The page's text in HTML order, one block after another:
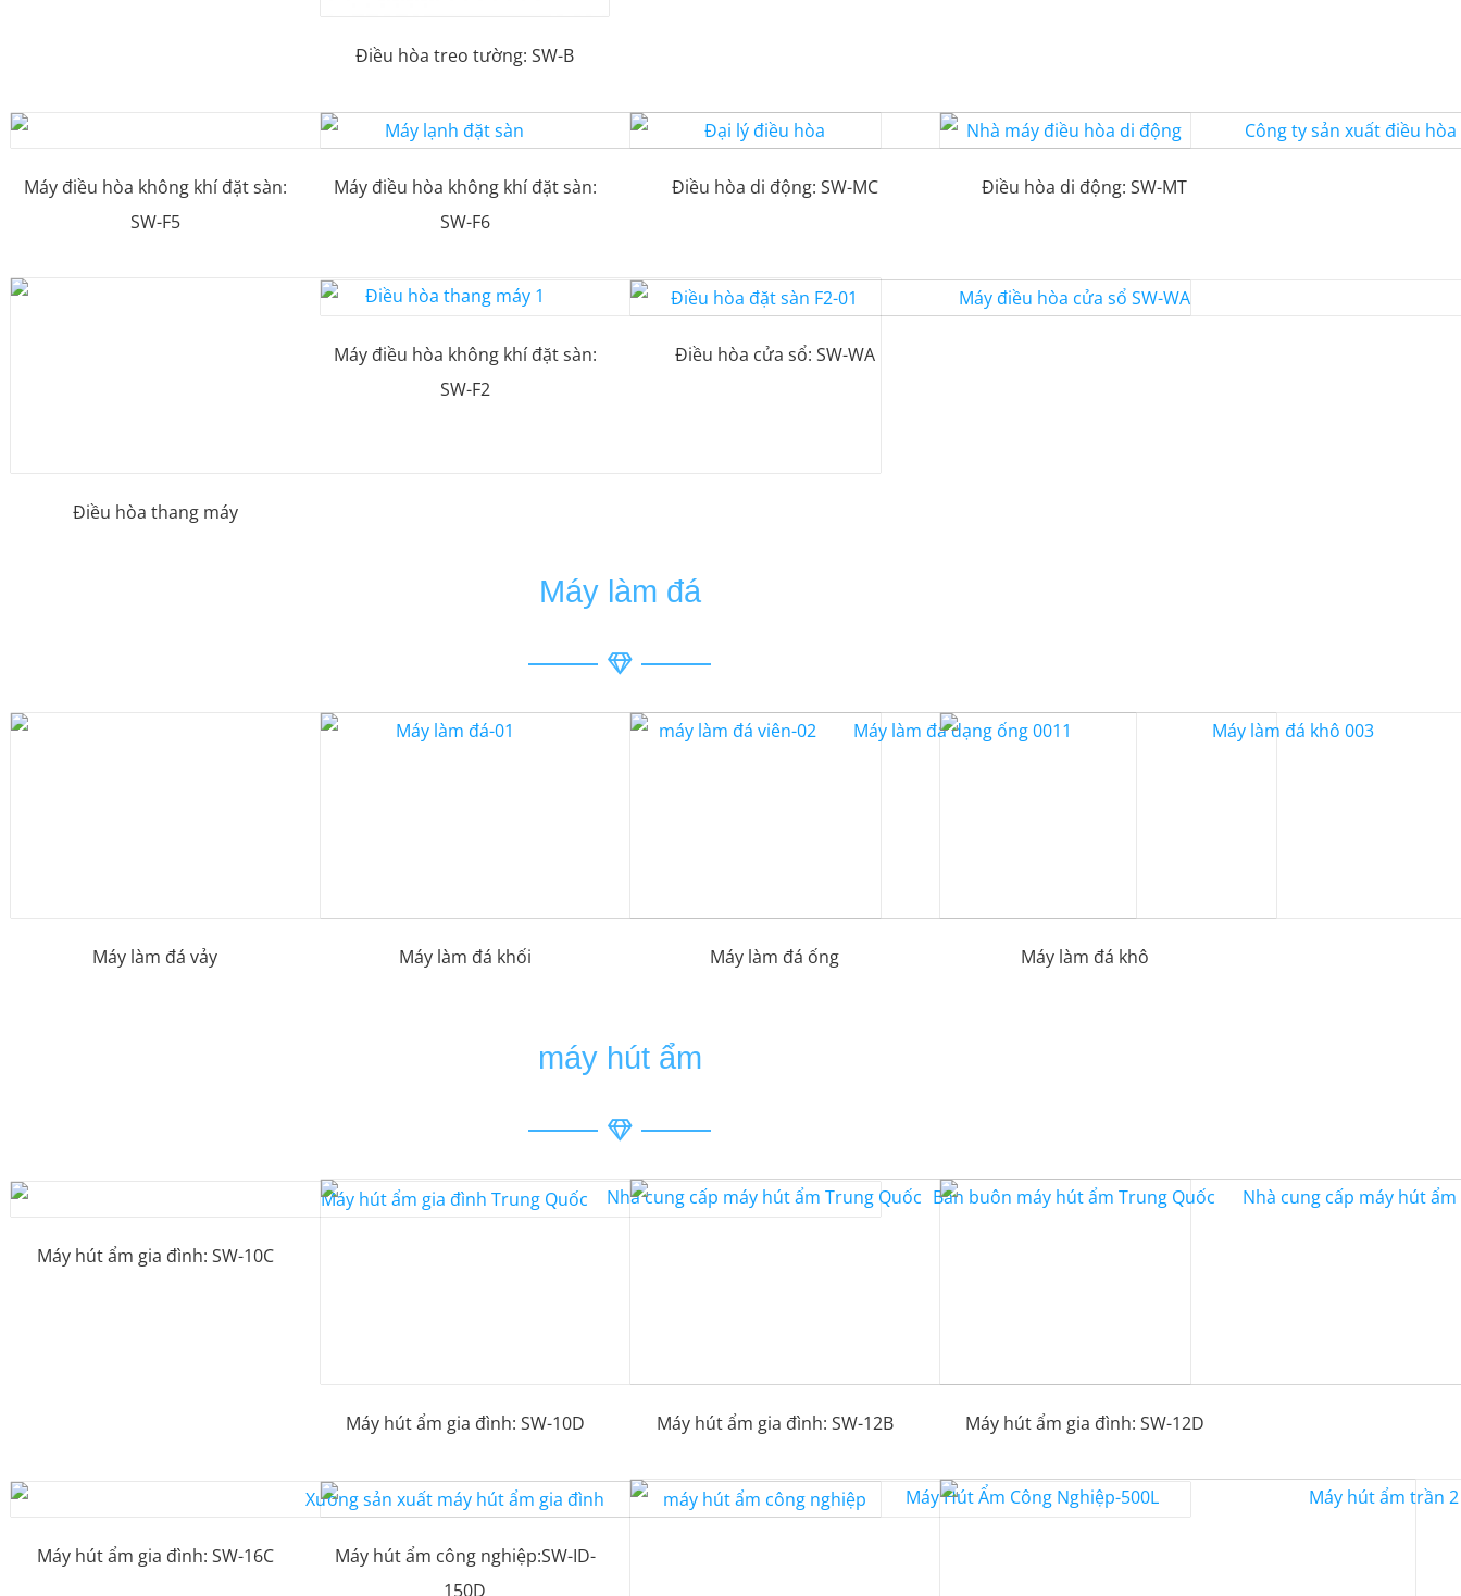
Điều hòa treo tường: SW-B
Máy điều hòa không khí đặt sàn:
SW-F5
Máy điều hòa không khí đặt sàn:
SW-F6
Điều hòa di động: SW-MC Điều hòa di động: SW-MT
Điều hòa thang máy
Máy điều hòa không khí đặt sàn:
SW-F2
Điều hòa cửa sổ: SW-WA
Máy làm đá
Máy làm đá vảy Máy làm đá khối Máy làm đá ống Máy làm đá khô
máy hút ẩm
Máy hút ẩm gia đình: SW-10C
Máy hút ẩm gia đình: SW-10D Máy hút ẩm gia đình: SW-12B Máy hút ẩm gia đình: SW-12D
Máy hút ẩm gia đình: SW-16C
Máy hút ẩm công nghiệp:SW-ID-
150D